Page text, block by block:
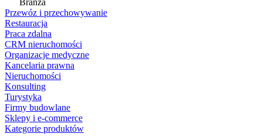
Branża
Przewóz i przechowywanie
Restauracja
Praca zdalna
CRM nieruchomości
Organizacje medyczne
Kancelaria prawna
Nieruchomości
Konsulting
Turystyka
Firmy budowlane
Sklepy i e-commerce
Kategorie produktów